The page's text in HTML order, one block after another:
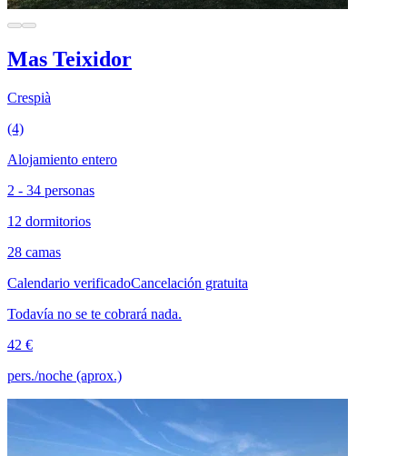
Mas Teixidor
Crespià
(4)
Alojamiento entero
2 - 34 personas
12 dormitorios
28 camas
Calendario verificadoCancelación gratuita
Todavía no se te cobrará nada.
42 €
pers./noche (aprox.)